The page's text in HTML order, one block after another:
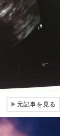
▶元記事を見る